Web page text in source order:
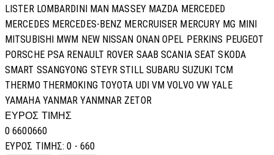
LISTER LOMBARDINI MAN MASSEY MAZDA MERCEDED
MERCEDES MERCEDES-BENZ MERCRUISER MERCURY MG MINI
MITSUBISHI MWM NEW NISSAN ONAN OPEL PERKINS PEUGEOT
PORSCHE PSA RENAULT ROVER SAAB SCANIA SEAT SKODA
SMART SSANGYONG STEYR STILL SUBARU SUZUKI TCM
THERMO THERMOKING TOYOTA UDI VM VOLVO VW YALE
YAMAHA YANMAR YANMNAR ZETOR
ΕΥΡΟΣ ΤΙΜΗΣ
0 6600660
ΕΥΡΟΣ ΤΙΜΗΣ: 0 - 660